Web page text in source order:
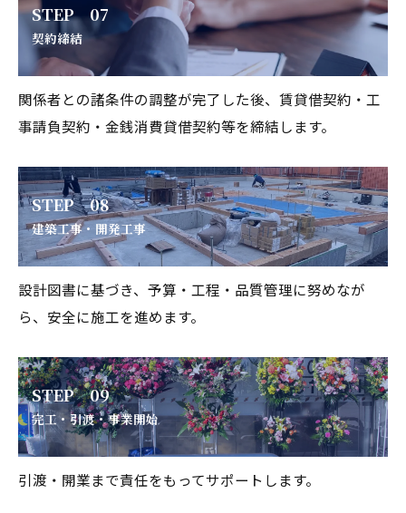
STEP 07
契約締結
関係者との諸条件の調整が完了した後、賃貸借契約・工
事請負契約・金銭消費貸借契約等を締結します。
STEP 08
建築工事・開発工事
設計図書に基づき、予算・工程・品質管理に努めなが
ら、安全に施工を進めます。
STEP 09
完工・引渡・事業開始
引渡・開業まで責任をもってサポートします。